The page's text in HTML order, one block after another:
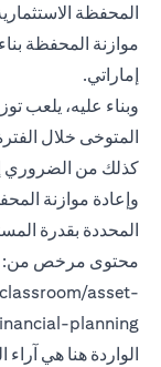
إماراتي.
وبناء عليه، يلعب
المتوخى خلال
كذلك من الضروري
وإعادة موازنة
المحددة بقدرة
asset-
الواردة هنا هي